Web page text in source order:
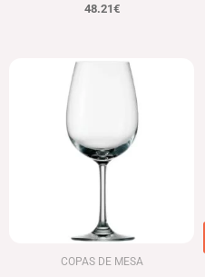
48.21€
COPAS DE MESA